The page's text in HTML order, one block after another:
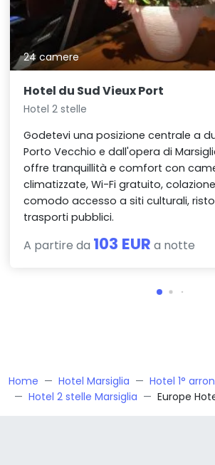
24 camere
Hotel du Sud Vieux Port
Hotel 2 stelle
Godetevi una posizione centrale a
Porto Vecchio e dall'opera di
offre tranquillità e comfort con
climatizzate, Wi-Fi gratuito,
comodo accesso a siti culturali,
trasporti pubblici.
A partire da 103 EUR a notte
Home Hotel Marsiglia
Hotel 1°
Hotel 2 stelle Marsiglia
Europe